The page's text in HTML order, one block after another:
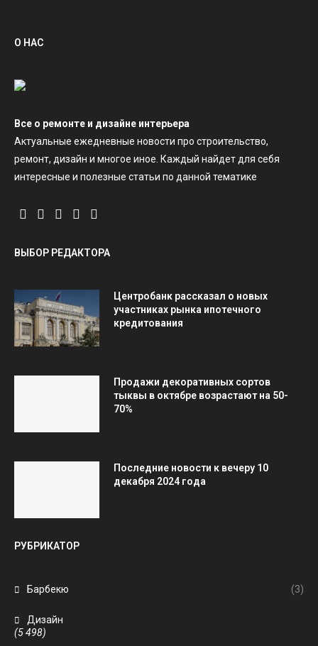
О НАС
Все о ремонте и дизайне интерьера
Актуальные ежедневные новости про строительство,
ремонт, дизайн и многое иное. Каждый найдет для себя
интересные и полезные статьи по данной тематике
ВЫБОР РЕДАКТОРА
Центробанк рассказал о новых
участниках рынка ипотечного
кредитования
Продажи декоративных сортов
тыквы в октябре возрастают на 50-
70%
Последние новости к вечеру 10
декабря 2024 года
РУБРИКАТОР
Барбекю (3)
Дизайн
(5 498)